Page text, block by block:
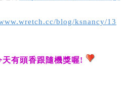
blog/ksnancy/13
天有頭香跟隨機獎喔!